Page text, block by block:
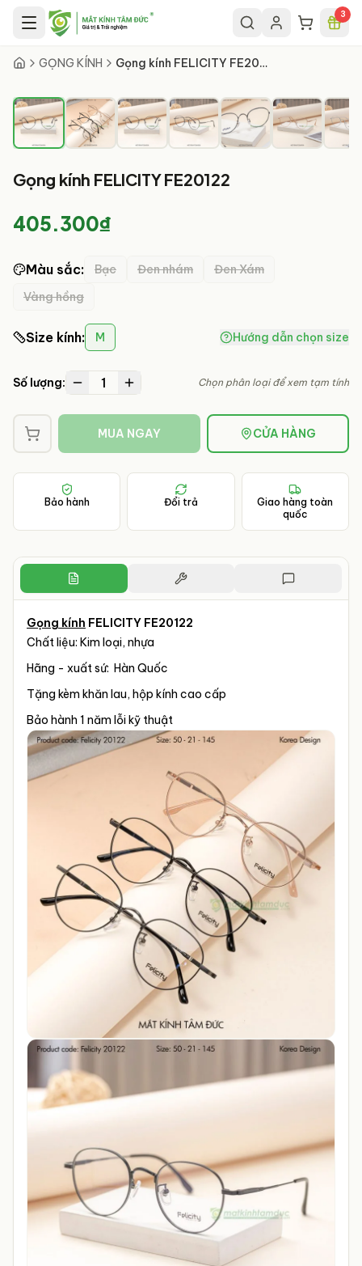
Chuyển đến nội dung chính 3
GỌNG KÍNH Gọng kính FELICITY FE20122
Gọng kính FELICITY FE20122
405.300₫
Màu sắc: Bạc Đen nhám
Đen Xám
Vàng hồng
Size kính: M Hướng dẫn chọn size
Số lượng: 1 Chọn phân loại để xem tạm tính
MUA NGAY CỬA HÀNG
Bảo hành Đổi trả
Giao hàng toàn
quốc
Gọng kính FELICITY FE20122
Chất liệu: Kim loại, nhựa
Hãng - xuất sứ: Hàn Quốc
Tặng kèm khăn lau, hộp kính cao cấp
Bảo hành 1 năm lỗi kỹ thuật